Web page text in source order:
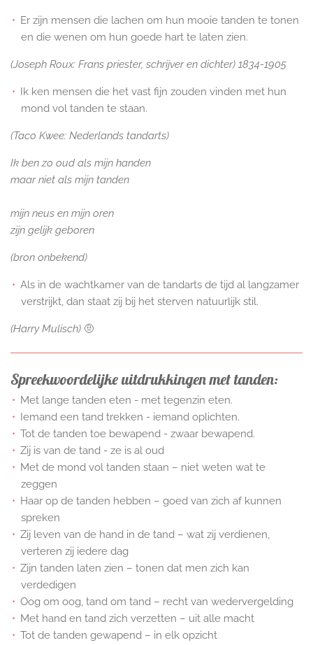
Er zijn mensen die lachen om hun mooie tanden te tonen
en die wenen om hun goede hart te laten zien.
(Joseph Roux: Frans priester, schrijver en dichter) 1834-1905
Ik ken mensen die het vast fijn zouden vinden met hun
mond vol tanden te staan.
(Taco Kwee: Nederlands tandarts)
Ik ben zo oud als mijn handen
maar niet als mijn tanden
mijn neus en mijn oren
zijn gelijk geboren
(bron onbekend)
Als in de wachtkamer van de tandarts de tijd al langzamer
verstrijkt, dan staat zij bij het sterven natuurlijk stil.
(Harry Mulisch) 🤨
Spreekwoordelijke uitdrukkingen met tanden:
Met lange tanden eten - met tegenzin eten.
Iemand een tand trekken - iemand oplichten.
Tot de tanden toe bewapend - zwaar bewapend.
Zij is van de tand - ze is al oud
Met de mond vol tanden staan – niet weten wat te
zeggen
Haar op de tanden hebben – goed van zich af kunnen
spreken
Zij leven van de hand in de tand – wat zij verdienen,
verteren zij iedere dag
Zijn tanden laten zien – tonen dat men zich kan
verdedigen
Oog om oog, tand om tand – recht van wedervergelding
Met hand en tand zich verzetten – uit alle macht
Tot de tanden gewapend – in elk opzicht